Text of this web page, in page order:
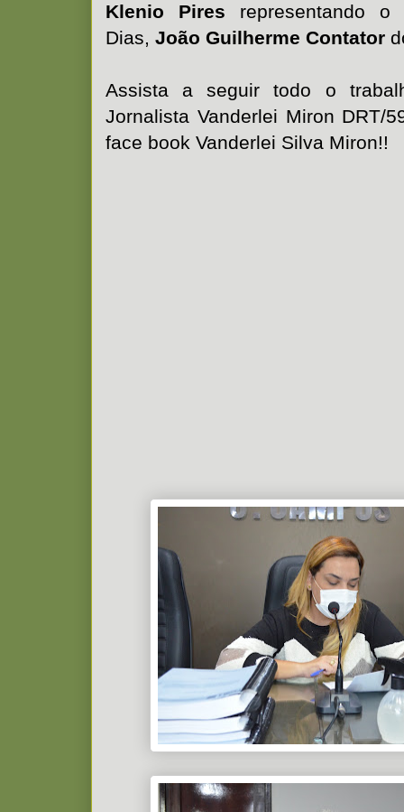
Klenio Pires representando o
Dias, João Guilherme Contator
Assista a seguir todo o
Jornalista Vanderlei Miron DRT/
face book Vanderlei Silva Miron!!